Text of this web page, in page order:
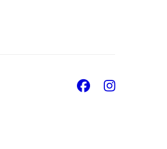
Facebook